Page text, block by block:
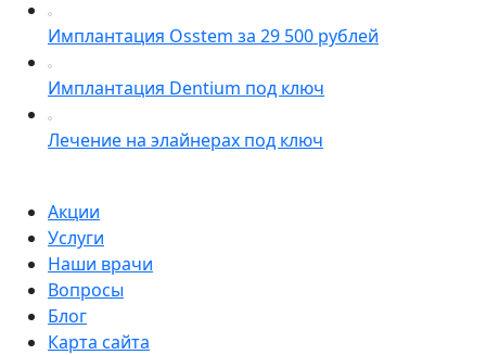
Имплантация Osstem за 29 500 рублей
Имплантация Dentium под ключ
Лечение на элайнерах под ключ
Акции
Услуги
Наши врачи
Вопросы
Блог
Карта сайта